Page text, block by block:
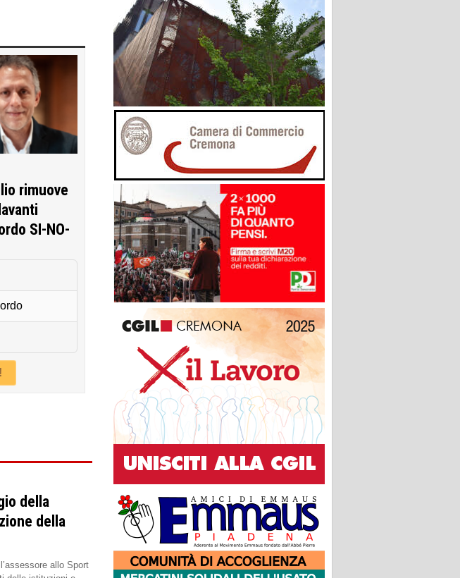
rimuove
SI-NO-
della
della
allo Sport